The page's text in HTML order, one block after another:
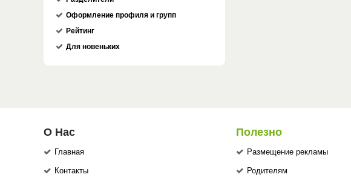
Оформление профиля и групп
Рейтинг
Для новеньких
О Нас
Главная
Контакты
Полезно
Размещение рекламы
Родителям